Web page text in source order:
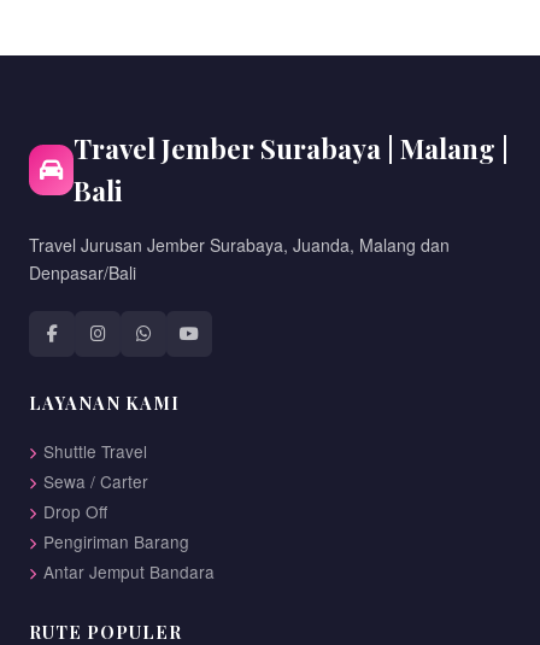
Travel Jember Surabaya | Malang |
Bali
Travel Jurusan Jember Surabaya, Juanda, Malang dan
Denpasar/Bali
LAYANAN KAMI
Shuttle Travel
Sewa / Carter
Drop Off
Pengiriman Barang
Antar Jemput Bandara
RUTE POPULER